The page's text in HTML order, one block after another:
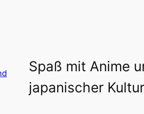
Spaß mit Anime
japanischer Kultur